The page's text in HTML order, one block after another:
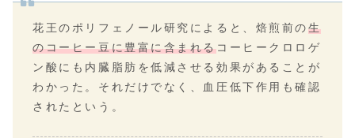
花王のポリフェノール研究によると、焙煎前の生
のコーヒー豆に豊富に含まれるコーヒークロロゲ
ン酸にも内臓脂肪を低減させる効果があることが
わかった。それだけでなく、血圧低下作用も確認
されたという。